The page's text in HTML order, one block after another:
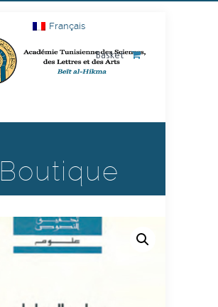
Français
Basket
Boutique